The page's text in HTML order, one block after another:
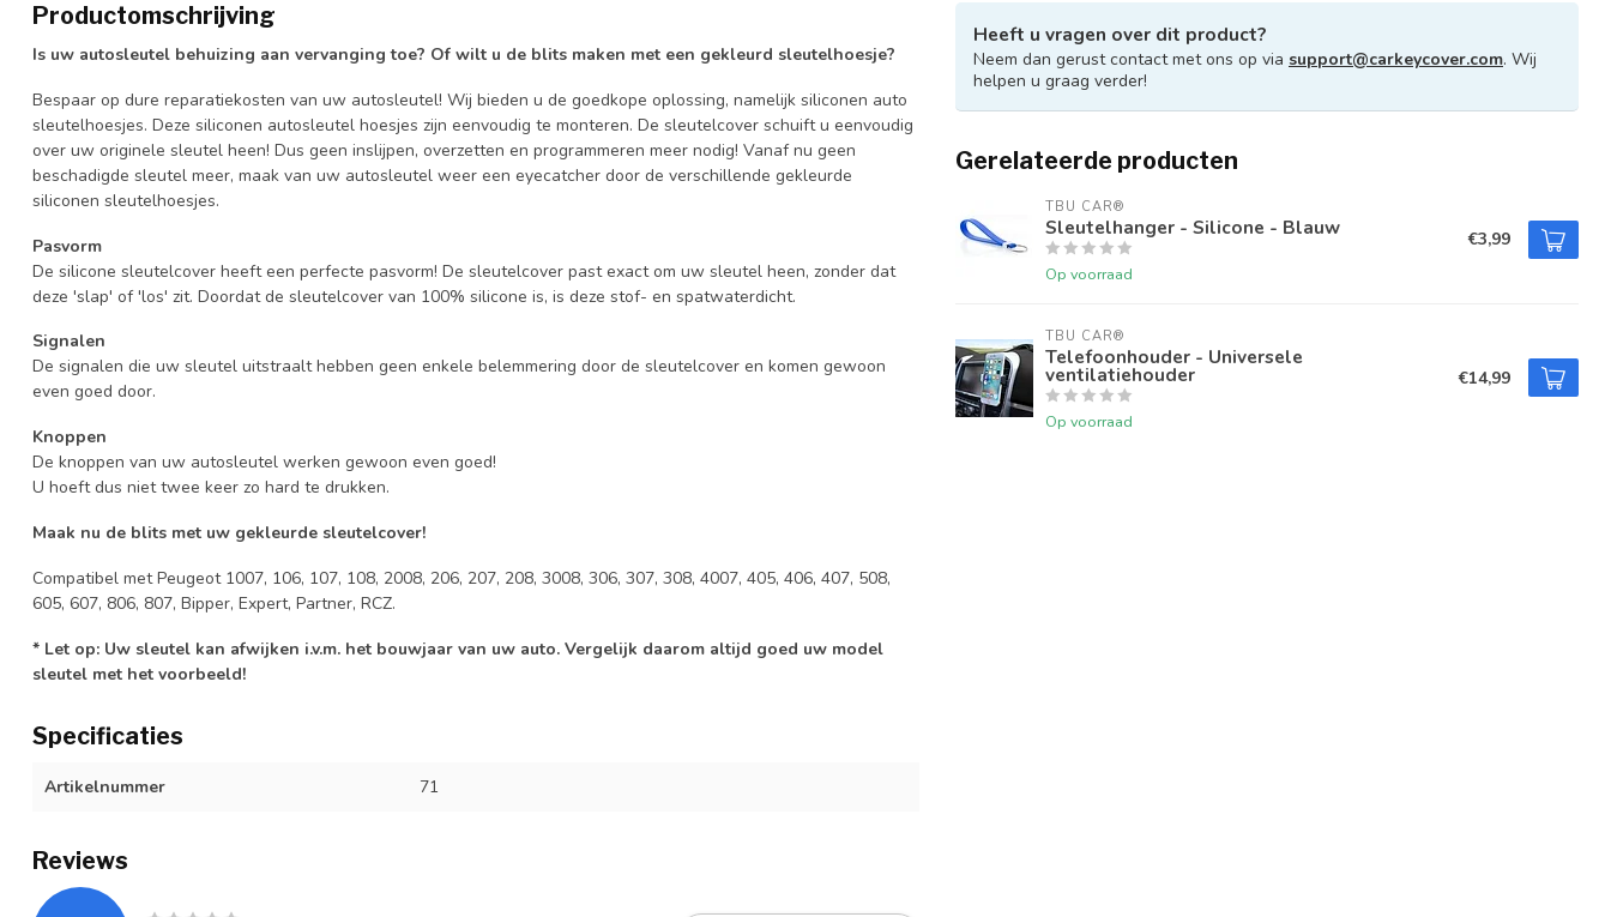
Productomschrijving
Is uw autosleutel behuizing aan vervanging toe? Of wilt u de blits maken met een gekleurd sleutelhoesje?
Bespaar op dure reparatiekosten van uw autosleutel! Wij bieden u de goedkope oplossing, namelijk siliconen auto
sleutelhoesjes. Deze siliconen autosleutel hoesjes zijn eenvoudig te monteren. De sleutelcover schuift u eenvoudig
over uw originele sleutel heen! Dus geen inslijpen, overzetten en programmeren meer nodig! Vanaf nu geen
beschadigde sleutel meer, maak van uw autosleutel weer een eyecatcher door de verschillende gekleurde
siliconen sleutelhoesjes.
Pasvorm
De silicone sleutelcover heeft een perfecte pasvorm! De sleutelcover past exact om uw sleutel heen, zonder dat
deze 'slap' of 'los' zit. Doordat de sleutelcover van 100% silicone is, is deze stof- en spatwaterdicht.
Signalen
De signalen die uw sleutel uitstraalt hebben geen enkele belemmering door de sleutelcover en komen gewoon
even goed door.
Knoppen
De knoppen van uw autosleutel werken gewoon even goed!
U hoeft dus niet twee keer zo hard te drukken.
Maak nu de blits met uw gekleurde sleutelcover!
Compatibel met Peugeot 1007, 106, 107, 108, 2008, 206, 207, 208, 3008, 306, 307, 308, 4007, 405, 406, 407, 508,
605, 607, 806, 807, Bipper, Expert, Partner, RCZ.
* Let op: Uw sleutel kan afwijken i.v.m. het bouwjaar van uw auto. Vergelijk daarom altijd goed uw model
sleutel met het voorbeeld!
Specificaties
Artikelnummer 71
Reviews
Heeft u vragen over dit product?
Neem dan gerust contact met ons op via support@carkeycover.com. Wij
helpen u graag verder!
Gerelateerde producten
TBU CAR®
Sleutelhanger - Silicone - Blauw
Op voorraad
€3,99
TBU CAR®
Telefoonhouder - Universele
ventilatiehouder
Op voorraad
€14,99